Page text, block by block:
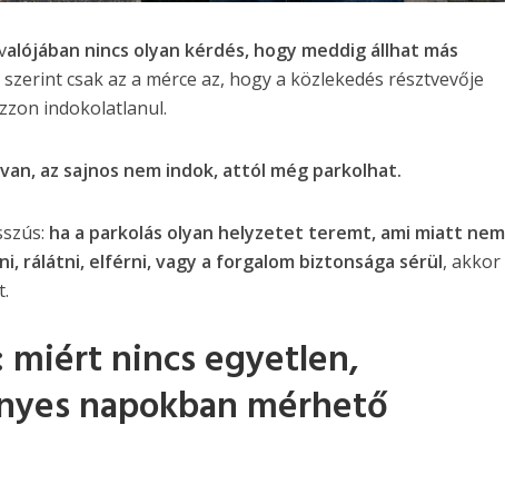
alójában nincs olyan kérdés, hogy meddig állhat más
szerint csak az a mérce az, hogy a közlekedés résztvevője
indokolatlanul.
az sajnos nem indok, attól még parkolhat.
ha a parkolás olyan helyzetet teremt, ami miatt nem
rálátni, elférni, vagy a forgalom biztonsága sérül, akkor
miért nincs egyetlen,
napokban mérhető